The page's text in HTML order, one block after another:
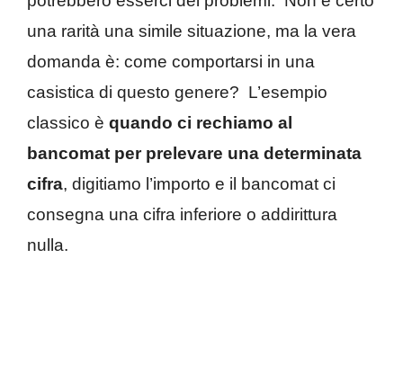
una rarità una simile situazione, ma la vera
domanda è: come comportarsi in una
casistica di questo genere? L’esempio
classico è quando ci rechiamo al
bancomat per prelevare una determinata
cifra, digitiamo l’importo e il bancomat ci
consegna una cifra inferiore o addirittura
nulla.